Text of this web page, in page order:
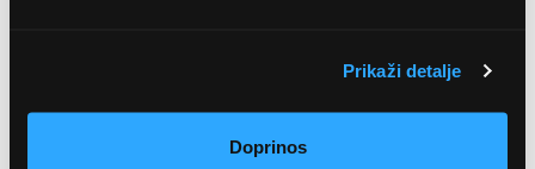
Prikaži detalje
Doprinos
Da